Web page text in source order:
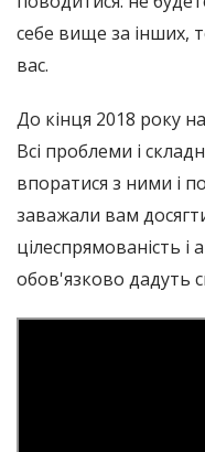
себе вище за інших,
вас.
До кінця 2018 року
Всі проблеми і
впоратися з ними і
заважали вам
цілеспрямованість
обов'язково дадуть